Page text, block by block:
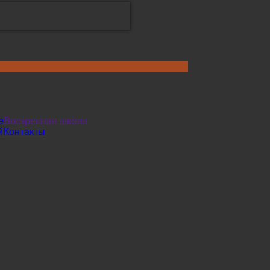
Воскресная школа
Контакты